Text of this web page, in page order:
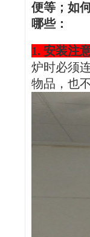
便等；如
哪些：
1. 安装注
炉时必须
物品，也